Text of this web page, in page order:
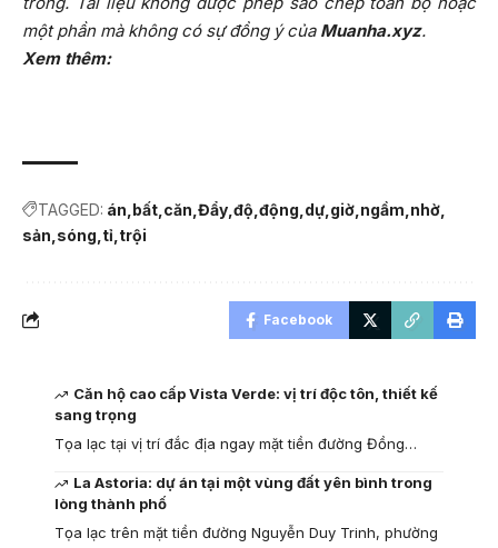
một phần mà không có sự đồng ý của Muanha.xyz.
Xem thêm:
TAGGED: án bất căn Đẩy độ động dự giờ ngầm nhờ
sản sóng tỉ trội
Facebook
Căn hộ cao cấp Vista Verde: vị trí độc tôn, thiết kế
sang trọng
Tọa lạc tại vị trí đắc địa ngay mặt tiền đường Đồng…
La Astoria: dự án tại một vùng đất yên bình trong
lòng thành phố
Tọa lạc trên mặt tiền đường Nguyễn Duy Trinh, phường